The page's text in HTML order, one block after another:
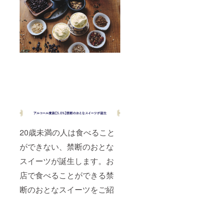
20歳未満の人は食べること
ができない、禁断のおとな
スイーツが誕生します。お
店で食べることができる禁
断のおとなスイーツをご紹